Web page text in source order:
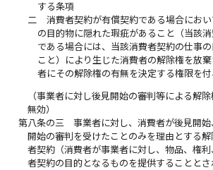
する条項
二
消費者契約が有償契約である場合にお
の目的物に隠れた瑕疵があること（当該
である場合には、当該消費者契約の仕事
こと）により生じた消費者の解除権を放
者にその解除権の有無を決定する権限を
（事業者に対し後見開始の審判等による解
無効）
第八条の三
事業者に対し、消費者が後見開
開始の審判を受けたことのみを理由とする
者契約（消費者が事業者に対し、物品、権
者契約の目的となるものを提供することと